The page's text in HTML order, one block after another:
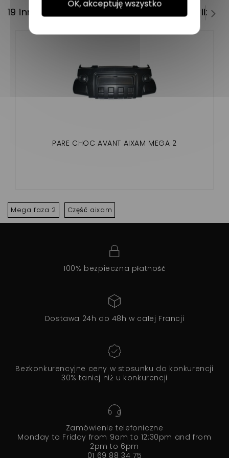
19 innych produktów w tej samej kategorii:
PARE CHOC AVANT AIXAM MEGA 2
Mega faza 2 Część aixam
100% bezpieczna płatność
Dostawa 24h do 48h w całej Francji
Bezkonkurencyjne ceny w stosunku do konkurencji
30% taniej niż u konkurencji
Zamówienie telefoniczne
Monday to Friday from 9am to 12:30pm and from
2pm to 6pm
01 69 88 34 75
OK, akceptuję wszystko